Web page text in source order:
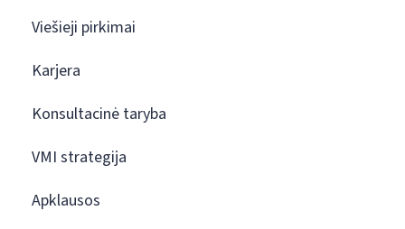
Viešieji pirkimai
Karjera
Konsultacinė taryba
VMI strategija
Apklausos